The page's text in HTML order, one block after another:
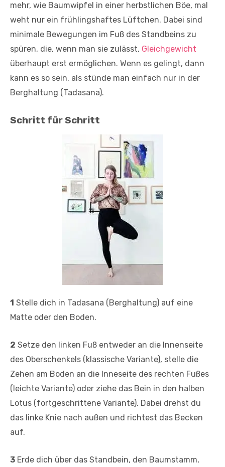
mehr, wie Baumwipfel in einer herbstlichen Böe, mal
weht nur ein frühlingshaftes Lüftchen. Dabei sind
minimale Bewegungen im Fuß des Standbeins zu
spüren, die, wenn man sie zulässt, Gleichgewicht
überhaupt erst ermöglichen. Wenn es gelingt, dann
kann es so sein, als stünde man einfach nur in der
Berghaltung (Tadasana).
Schritt für Schritt
1 Stelle dich in Tadasana (Berghaltung) auf eine
Matte oder den Boden.
2 Setze den linken Fuß entweder an die Innenseite
des Oberschenkels (klassische Variante), stelle die
Zehen am Boden an die Inneseite des rechten Fußes
(leichte Variante) oder ziehe das Bein in den halben
Lotus (fortgeschrittene Variante). Dabei drehst du
das linke Knie nach außen und richtest das Becken
auf.
3 Erde dich über das Standbein, den Baumstamm,